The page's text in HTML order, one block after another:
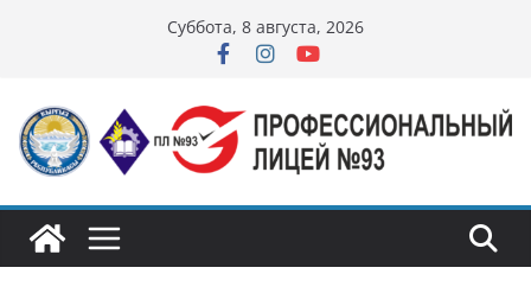
Суббота, 8 августа, 2026